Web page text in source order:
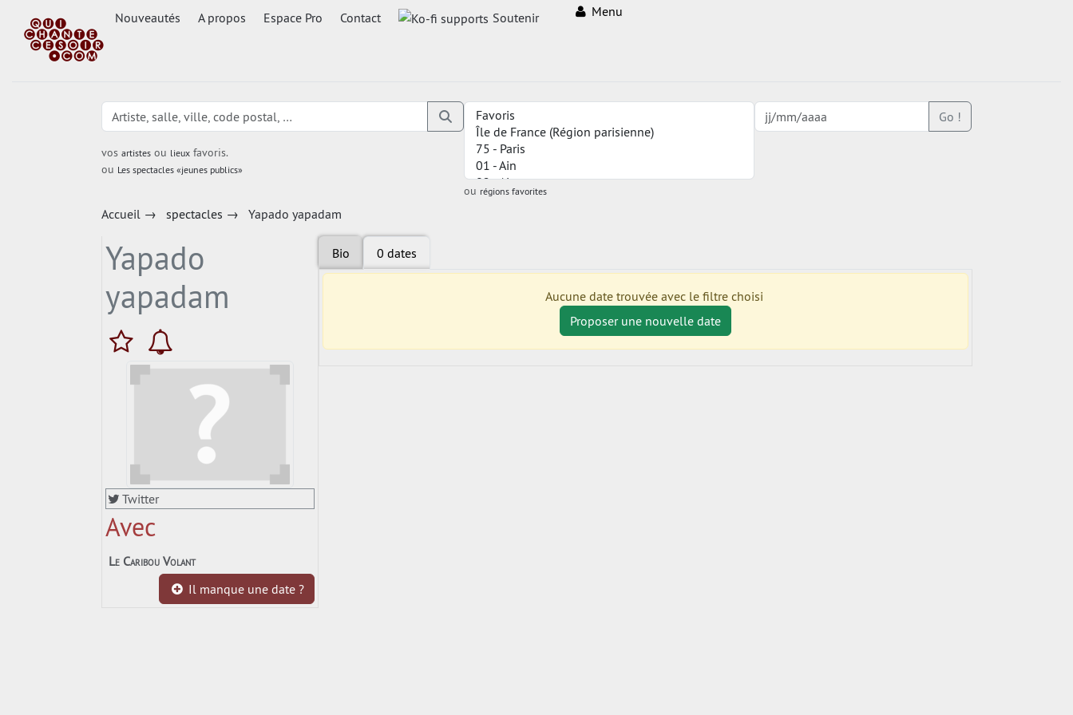
Nouveautés A propos Espace Pro Contact Soutenir Menu
vos artistesou lieuxfavoris.
ou Les spectacles «jeunes publics»
ou régions favorites
Go !
Accueil→ spectacles → Yapado yapadam
Yapado
yapadam
Twitter
Avec
Le Caribou Volant
Il manque une date ?
Bio 0 dates
Aucune date trouvée avec le filtre choisi
Proposer une nouvelle date